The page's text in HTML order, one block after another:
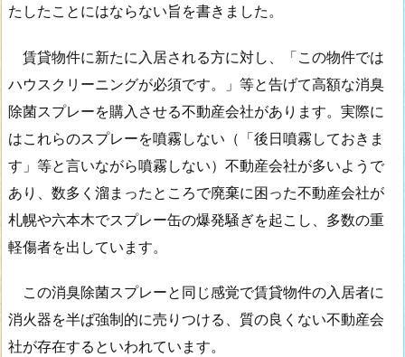
たしたことにはならない旨を書きました。
賃貸物件に新たに入居される方に対し、「この物件では
ハウスクリーニングが必須です。」等と告げて高額な消臭
除菌スプレーを購入させる不動産会社があります。実際に
はこれらのスプレーを噴霧しない（「後日噴霧しておきま
す」等と言いながら噴霧しない）不動産会社が多いようで
あり、数多く溜まったところで廃棄に困った不動産会社が
札幌や六本木でスプレー缶の爆発騒ぎを起こし、多数の重
軽傷者を出しています。
この消臭除菌スプレーと同じ感覚で賃貸物件の入居者に
消火器を半ば強制的に売りつける、質の良くない不動産会
社が存在するといわれています。